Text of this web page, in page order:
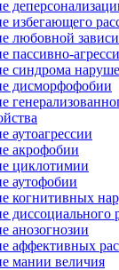
избегающего
любовной
пассивно-
синдрома
дисморфофобии
аутоагрессии
акрофобии
циклотимии
аутофобии
когнитивных
диссоциального
анозогнозии
аффективных
мании величия